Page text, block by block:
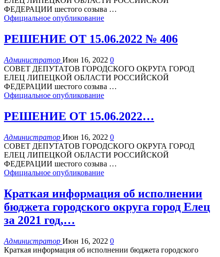
ФЕДЕРАЦИИ шестого созыва …
Официальное опубликование
РЕШЕНИЕ ОТ 15.06.2022 № 406
Администратор Июн 16, 2022 0
СОВЕТ ДЕПУТАТОВ ГОРОДСКОГО ОКРУГА ГОРОД
ЕЛЕЦ ЛИПЕЦКОЙ ОБЛАСТИ РОССИЙСКОЙ
ФЕДЕРАЦИИ шестого созыва …
Официальное опубликование
РЕШЕНИЕ ОТ 15.06.2022…
Администратор Июн 16, 2022 0
СОВЕТ ДЕПУТАТОВ ГОРОДСКОГО ОКРУГА ГОРОД
ЕЛЕЦ ЛИПЕЦКОЙ ОБЛАСТИ РОССИЙСКОЙ
ФЕДЕРАЦИИ шестого созыва …
Официальное опубликование
Краткая информация об исполнении
бюджета городского округа город Елец
за 2021 год,…
Администратор Июн 16, 2022 0
Краткая информация об исполнении бюджета городского